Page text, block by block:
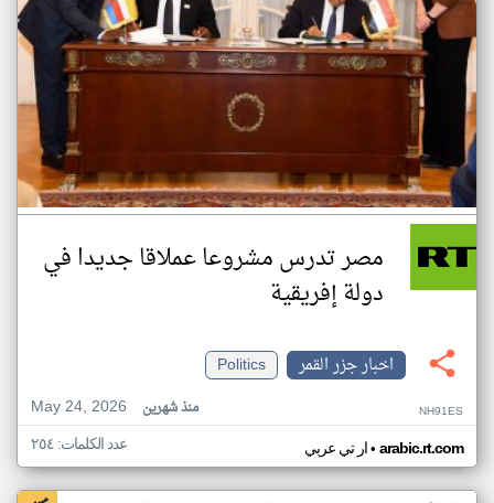
مصر تدرس مشروعا عملاقا جديدا في
دولة إفريقية
اخبار جزر القمر
Politics
May 24, 2026
منذ شهرين NH91ES
ار تي عربي• arabic.rt.com عدد الكلمات: ٢٥٤